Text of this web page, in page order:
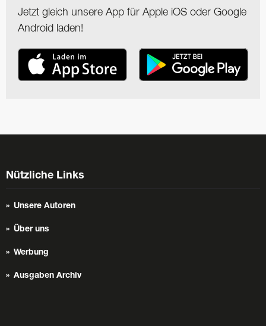
Jetzt gleich unsere App für Apple iOS oder Google
Android laden!
Nützliche Links
Unsere Autoren
Über uns
Werbung
Ausgaben Archiv